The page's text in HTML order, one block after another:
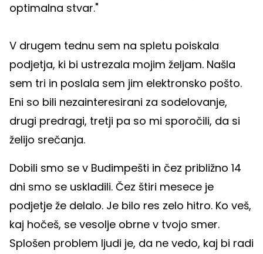
optimalna stvar."
V drugem tednu sem na spletu poiskala
podjetja, ki bi ustrezala mojim željam. Našla
sem tri in poslala sem jim elektronsko pošto.
Eni so bili nezainteresirani za sodelovanje,
drugi predragi, tretji pa so mi sporočili, da si
želijo srečanja.
Dobili smo se v Budimpešti in čez približno 14
dni smo se uskladili. Čez štiri mesece je
podjetje že delalo. Je bilo res zelo hitro. Ko veš,
kaj hočeš, se vesolje obrne v tvojo smer.
Splošen problem ljudi je, da ne vedo, kaj bi radi